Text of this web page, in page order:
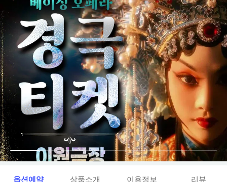
옵션예약 상품소개 이용정보 리뷰